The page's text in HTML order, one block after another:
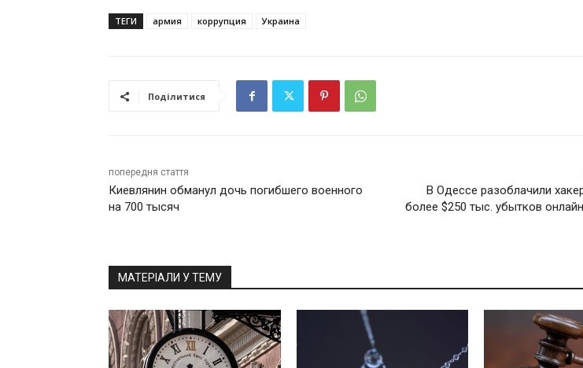
ТЕГИ армия коррупция Украина
Поділитися
попередня стаття
Киевлянин обманул дочь погибшего военного
на 700 тысяч
В Одессе разоблачили
более $250 тыс. убытков
МАТЕРІАЛИ У ТЕМУ